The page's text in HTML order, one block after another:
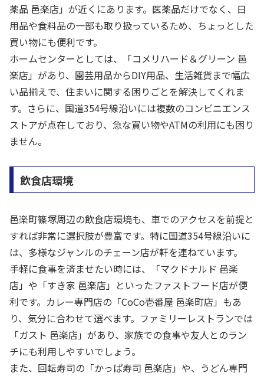
薬品 邑楽店」が近くにあります。医薬品だけでなく、日
用品や食料品の一部も取り扱っているため、ちょっとした
買い物にも便利です。
ホームセンターとしては、「コメリハード＆グリーン 邑
楽店」があり、園芸用品からDIY用品、生活雑貨まで幅広
い品揃えで、住まいに関する困りごとを解決してくれま
す。さらに、国道354号線沿いには複数のコンビニエンス
ストアが点在しており、急な買い物やATMの利用にも困り
ません。
飲食店環境
邑楽町篠塚周辺の飲食店環境も、車でのアクセスを前提と
すれば非常に選択肢が豊富です。特に国道354号線沿いに
は、多様なジャンルのチェーン店が軒を連ねています。
手軽に食事を済ませたい時には、「マクドナルド 邑楽
店」や「すき家 邑楽店」といったファストフード店が便
利です。カレー専門店の「CoCo壱番屋 邑楽町店」もあ
り、気分に合わせて選べます。ファミリーレストランでは
「ガスト 邑楽店」があり、家族での食事や友人とのラン
チにも利用しやすいでしょう。
また、回転寿司の「かっぱ寿司 邑楽店」や、うどん専門